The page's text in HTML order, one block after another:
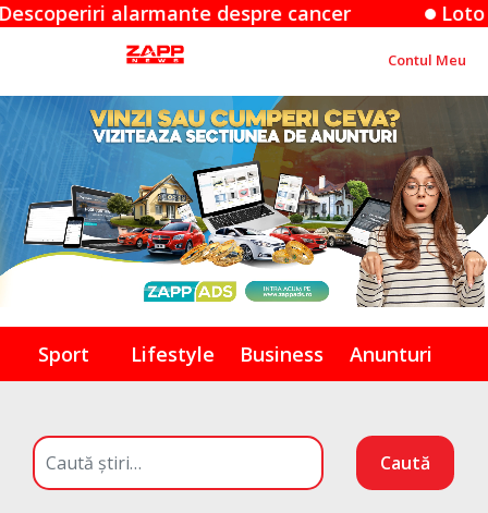
alarmante despre cancer Loto 6/49:
Contul Meu
Sport Lifestyle Business Anunturi
Caută